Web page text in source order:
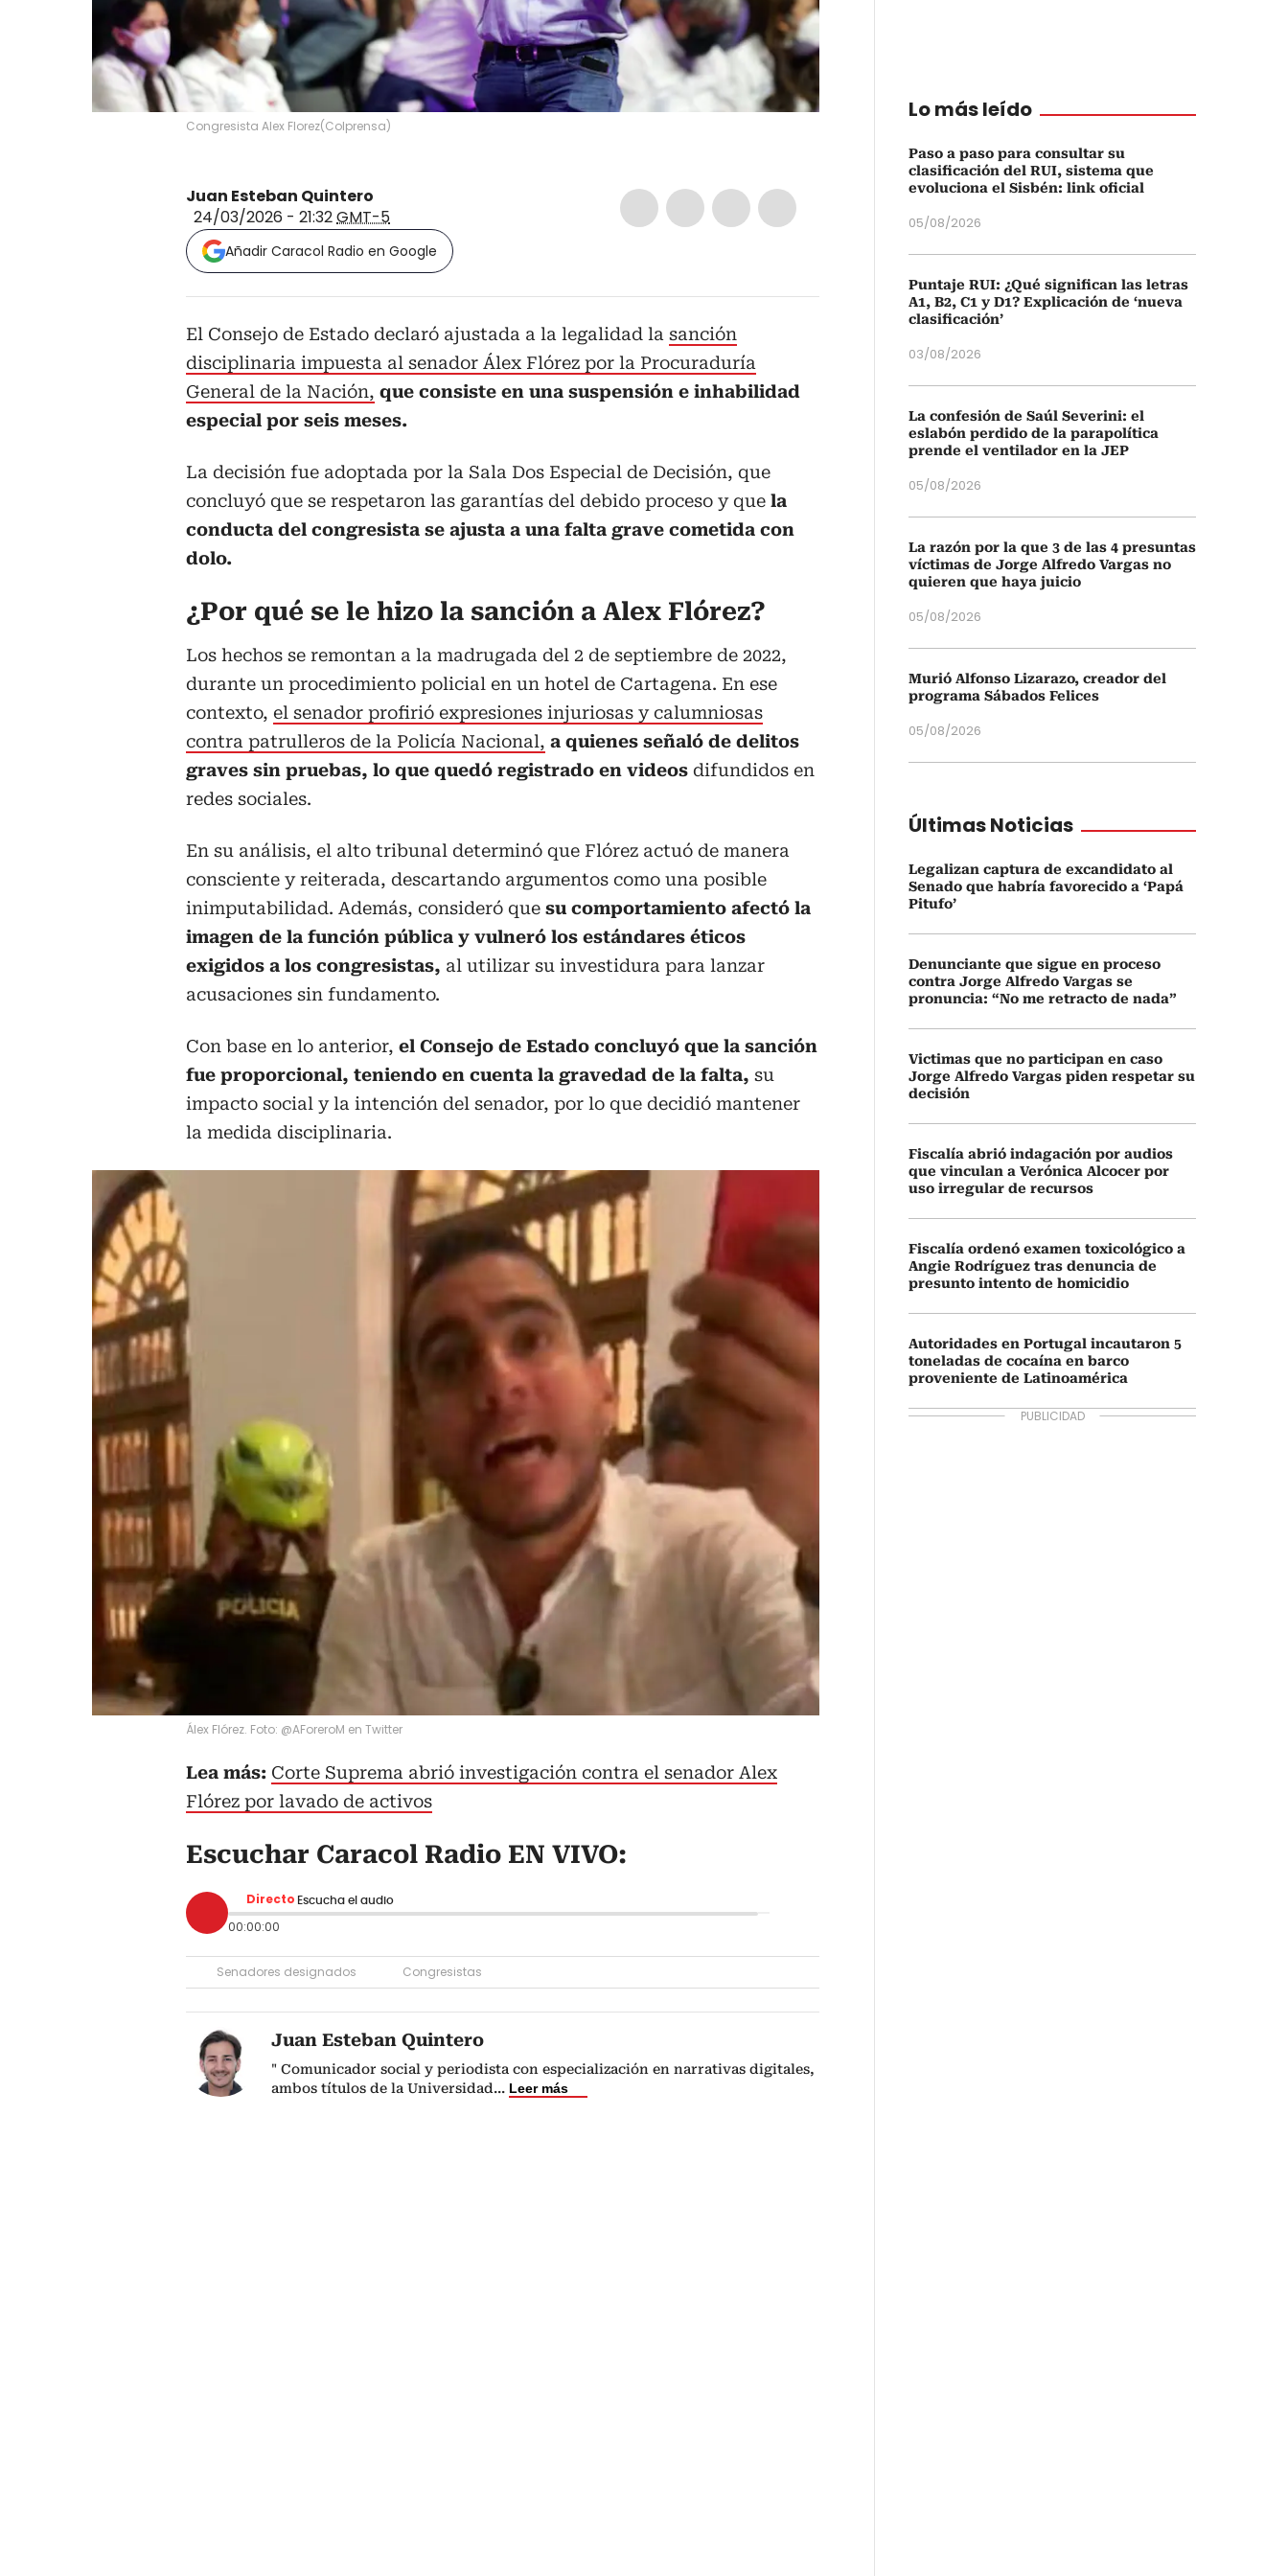
Congresista Alex Florez(Colprensa)
Juan Esteban Quintero
24/03/2026 - 21:32GMT-5
Añadir Caracol Radio en Google
El Consejo de Estado declaró ajustada a la legalidad la sanción
disciplinaria impuesta al senador Álex Flórez por la Procuraduría
General de la Nación, que consiste en una suspensión e inhabilidad
especial por seis meses.
La decisión fue adoptada por la Sala Dos Especial de Decisión, que
concluyó que se respetaron las garantías del debido proceso y que la
conducta del congresista se ajusta a una falta grave cometida con
dolo.
¿Por qué se le hizo la sanción a Alex Flórez?
Los hechos se remontan a la madrugada del 2 de septiembre de 2022,
durante un procedimiento policial en un hotel de Cartagena. En ese
contexto, el senador profirió expresiones injuriosas y calumniosas
contra patrulleros de la Policía Nacional, a quienes señaló de delitos
graves sin pruebas, lo que quedó registrado en videos difundidos en
redes sociales.
En su análisis, el alto tribunal determinó que Flórez actuó de manera
consciente y reiterada, descartando argumentos como una posible
inimputabilidad. Además, consideró que su comportamiento afectó la
imagen de la función pública y vulneró los estándares éticos
exigidos a los congresistas, al utilizar su investidura para lanzar
acusaciones sin fundamento.
Con base en lo anterior, el Consejo de Estado concluyó que la sanción
fue proporcional, teniendo en cuenta la gravedad de la falta, su
impacto social y la intención del senador, por lo que decidió mantener
la medida disciplinaria.
Álex Flórez. Foto: @AForeroM en Twitter
Lea más: Corte Suprema abrió investigación contra el senador Alex
Flórez por lavado de activos
Escuchar Caracol Radio EN VIVO:
Directo Escucha el audio
00:00:00
Senadores designados Congresistas
Juan Esteban Quintero
" Comunicador social y periodista con especialización en narrativas digitales,
ambos títulos de la Universidad... Leer más
Lo más leído
Paso a paso para consultar su
clasificación del RUI, sistema que
evoluciona el Sisbén: link oficial
05/08/2026
Puntaje RUI: ¿Qué significan las letras
A1, B2, C1 y D1? Explicación de ‘nueva
clasificación’
03/08/2026
La confesión de Saúl Severini: el
eslabón perdido de la parapolítica
prende el ventilador en la JEP
05/08/2026
La razón por la que 3 de las 4 presuntas
víctimas de Jorge Alfredo Vargas no
quieren que haya juicio
05/08/2026
Murió Alfonso Lizarazo, creador del
programa Sábados Felices
05/08/2026
Últimas Noticias
Legalizan captura de excandidato al
Senado que habría favorecido a ‘Papá
Pitufo’
Denunciante que sigue en proceso
contra Jorge Alfredo Vargas se
pronuncia: “No me retracto de nada”
Victimas que no participan en caso
Jorge Alfredo Vargas piden respetar su
decisión
Fiscalía abrió indagación por audios
que vinculan a Verónica Alcocer por
uso irregular de recursos
Fiscalía ordenó examen toxicológico a
Angie Rodríguez tras denuncia de
presunto intento de homicidio
Autoridades en Portugal incautaron 5
toneladas de cocaína en barco
proveniente de Latinoamérica